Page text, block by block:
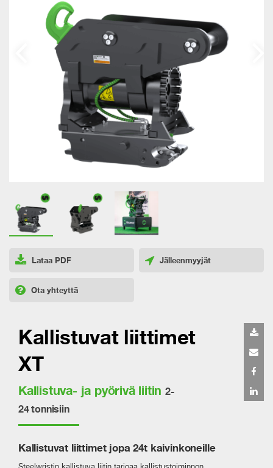
Lataa PDF Jälleenmyyjät
Ota yhteyttä
Kallistuvat liittimet
XT
Kallistuva- ja pyörivä liitin 2-
24 tonnisiin
Kallistuvat liittimet jopa 24t kaivinkoneille